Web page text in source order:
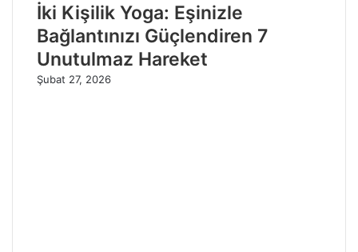
İki Kişilik Yoga: Eşinizle
Bağlantınızı Güçlendiren 7
Unutulmaz Hareket
Şubat 27, 2026